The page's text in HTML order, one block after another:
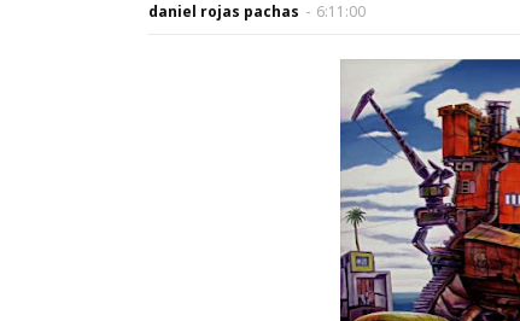
daniel rojas pachas - 6:11:00